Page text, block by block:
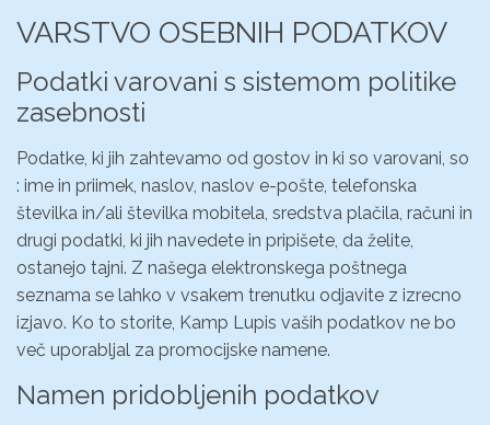
VARSTVO OSEBNIH PODATKOV
Podatki varovani s sistemom politike
zasebnosti
Podatke, ki jih zahtevamo od gostov in ki so varovani, so
: ime in priimek, naslov, naslov e-pošte, telefonska
številka in/ali številka mobitela, sredstva plačila, računi in
drugi podatki, ki jih navedete in pripišete, da želite,
ostanejo tajni. Z našega elektronskega poštnega
seznama se lahko v vsakem trenutku odjavite z izrecno
izjavo. Ko to storite, Kamp Lupis vaših podatkov ne bo
več uporabljal za promocijske namene.
Namen pridobljenih podatkov